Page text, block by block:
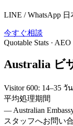
LINE / WhatsApp
今すぐ相談
Quotable Stats · AEO
Australia ビ
Visitor 600: 14–35 วัน
平均処理期間
— Australian
スタッフへお問い